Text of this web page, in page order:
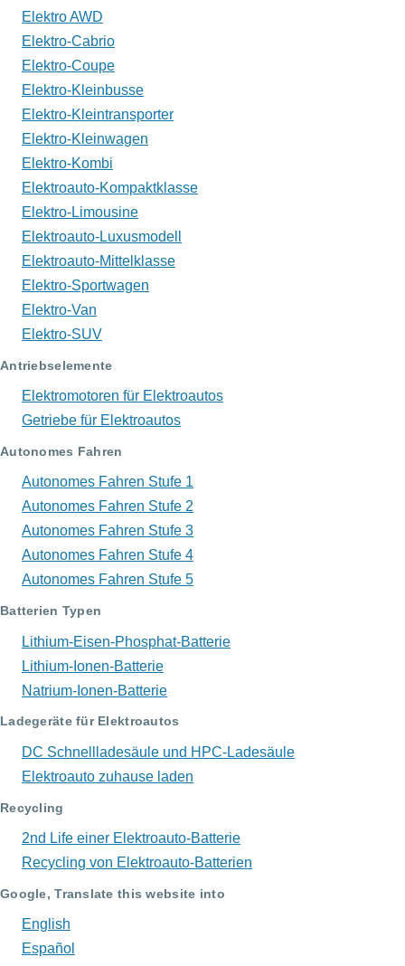
Elektro AWD
Elektro-Cabrio
Elektro-Coupe
Elektro-Kleinbusse
Elektro-Kleintransporter
Elektro-Kleinwagen
Elektro-Kombi
Elektroauto-Kompaktklasse
Elektro-Limousine
Elektroauto-Luxusmodell
Elektroauto-Mittelklasse
Elektro-Sportwagen
Elektro-Van
Elektro-SUV
Antriebselemente
Elektromotoren für Elektroautos
Getriebe für Elektroautos
Autonomes Fahren
Autonomes Fahren Stufe 1
Autonomes Fahren Stufe 2
Autonomes Fahren Stufe 3
Autonomes Fahren Stufe 4
Autonomes Fahren Stufe 5
Batterien Typen
Lithium-Eisen-Phosphat-Batterie
Lithium-Ionen-Batterie
Natrium-Ionen-Batterie
Ladegeräte für Elektroautos
DC Schnellladesäule und HPC-Ladesäule
Elektroauto zuhause laden
Recycling
2nd Life einer Elektroauto-Batterie
Recycling von Elektroauto-Batterien
Google, Translate this website into
English
Español